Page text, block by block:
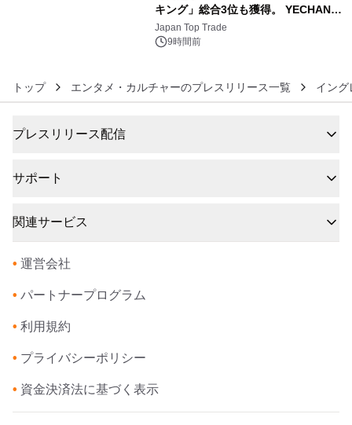
キング」総合3位も獲得。 YECHAN音
浴シンギングボウル第2弾の大型サイ
ズ（XL・2XL・3XL）を先行販売中
Japan Top Trade
9時間前
トップ エンタメ・カルチャーのプレスリリース一覧 イング
プレスリリース配信
サポート
関連サービス
• 運営会社
• パートナープログラム
• 利用規約
• プライバシーポリシー
• 資金決済法に基づく表示